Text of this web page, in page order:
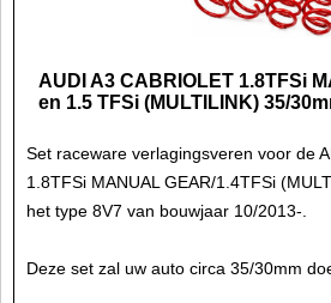
AUDI A3 CABRIOLET 1.8TFSi
en 1.5 TFSi (MULTILINK) 35/
Set raceware verlagingsveren voor de
1.8TFSi MANUAL GEAR/1.4TFSi
het type 8V7 van bouwjaar 10/2013-.
Deze set zal uw auto circa 35/30mm